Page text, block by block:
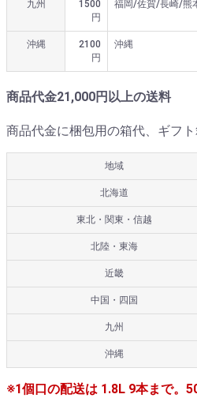
九州
1500
円
福岡/佐賀/長崎/熊
沖縄
2100
円
沖縄
商品代金21,000円以上の送料
商品代金に梱包用の箱代、ギフト
地域
北海道
東北・関東・信越
北陸・東海
近畿
中国・四国
九州
沖縄
※1個口の配送は 1.8L 9本まで。